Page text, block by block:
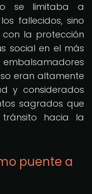
se limitaba a
fallecidos, sino
la protección
social en el más
eran altamente
y considerados
sagrados que
hacia la
puente a